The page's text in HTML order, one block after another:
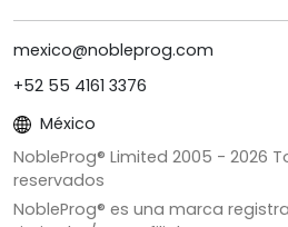
mexico@nobleprog.com
+52 55 4161 3376
México
NobleProg® Limited 2005 - 2026
reservados
NobleProg® es una marca